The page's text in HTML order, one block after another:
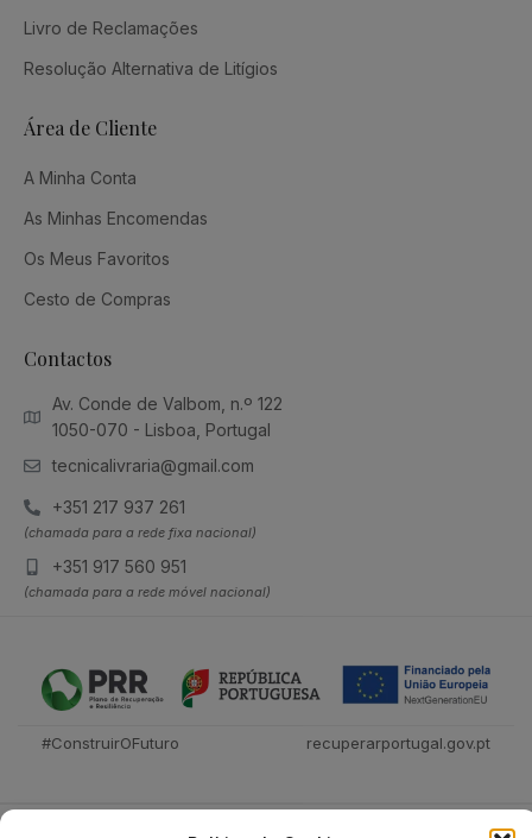
Livro de Reclamações
Resolução Alternativa de Litígios
Área de Cliente
A Minha Conta
As Minhas Encomendas
Os Meus Favoritos
Cesto de Compras
Contactos
Av. Conde de Valbom, n.º 122
1050-070 - Lisboa, Portugal
tecnicalivraria@gmail.com
+351 217 937 261
(chamada para a rede fixa nacional)
+351 917 560 951
(chamada para a rede móvel nacional)
#ConstruirOFuturo recuperarportugal.gov.pt